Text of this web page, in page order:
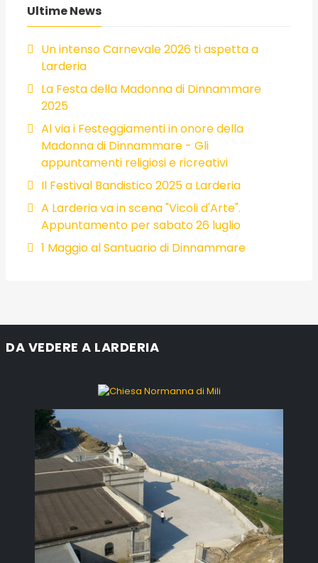
Ultime News
Un intenso Carnevale 2026 ti aspetta a
Larderia
La Festa della Madonna di Dinnammare
2025
Al via i Festeggiamenti in onore della
Madonna di Dinnammare - Gli
appuntamenti religiosi e ricreativi
Il Festival Bandistico 2025 a Larderia
A Larderia va in scena "Vicoli d'Arte".
Appuntamento per sabato 26 luglio
1 Maggio al Santuario di Dinnammare
DA VEDERE A LARDERIA